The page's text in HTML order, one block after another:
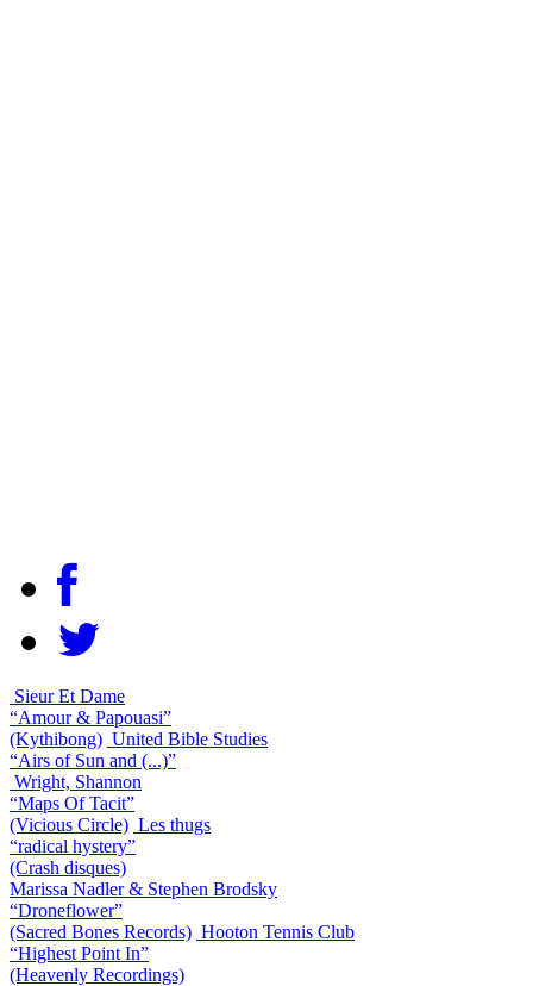
Sieur Et Dame
“Amour & Papouasi”
(Kythibong) United Bible Studies
“Airs of Sun and (...)”
Wright, Shannon
“Maps Of Tacit”
(Vicious Circle) Les thugs
“radical hystery”
(Crash disques)
Marissa Nadler & Stephen Brodsky
“Droneflower”
(Sacred Bones Records) Hooton Tennis Club
“Highest Point In”
(Heavenly Recordings)